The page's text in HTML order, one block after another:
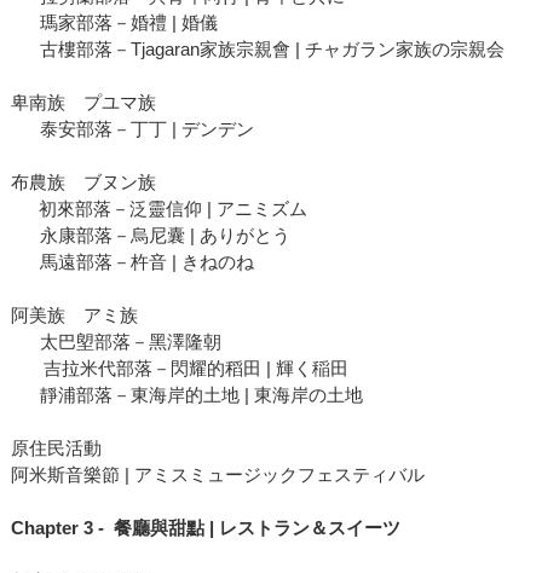
瑪家部落－婚禮 | 婚儀
古樓部落－Tjagaran家族宗親會 | チャガラン家族の宗親会
卑南族 プユマ族
泰安部落－丁丁 | デンデン
布農族 ブヌン族
初來部落－泛靈信仰 | アニミズム
永康部落－烏尼囊 | ありがとう
馬遠部落－杵音 | きねのね
阿美族 アミ族
太巴塱部落－黑澤隆朝
吉拉米代部落－閃耀的稻田 | 輝く稲田
靜浦部落－東海岸的土地 | 東海岸の土地
原住民活動
阿米斯音樂節 | アミスミュージックフェスティバル
Chapter 3 - 餐廳與甜點 | レストラン＆スイーツ